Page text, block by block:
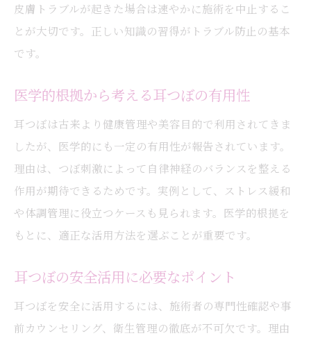
皮膚トラブルが起きた場合は速やかに施術を中止するこ
とが大切です。正しい知識の習得がトラブル防止の基本
です。
医学的根拠から考える耳つぼの有用性
耳つぼは古来より健康管理や美容目的で利用されてきま
したが、医学的にも一定の有用性が報告されています。
理由は、つぼ刺激によって自律神経のバランスを整える
作用が期待できるためです。実例として、ストレス緩和
や体調管理に役立つケースも見られます。医学的根拠を
もとに、適正な活用方法を選ぶことが重要です。
耳つぼの安全活用に必要なポイント
耳つぼを安全に活用するには、施術者の専門性確認や事
前カウンセリング、衛生管理の徹底が不可欠です。理由